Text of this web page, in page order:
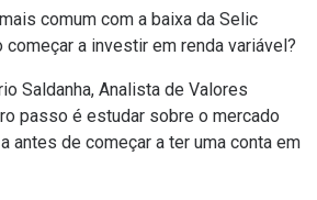
comum com a baixa da Selic
começar a investir em renda variável?
Saldanha, Analista de Valores
passo é estudar sobre o mercado
antes de começar a ter uma conta em